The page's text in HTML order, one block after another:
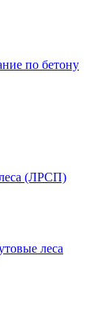
по бетону
(ЛРСП)
леса